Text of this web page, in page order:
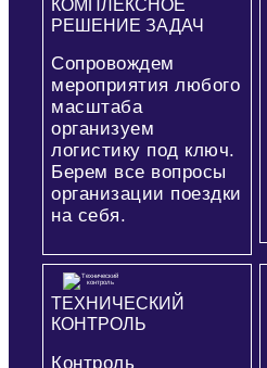
РЕШЕНИЕ ЗАДАЧ
Сопровождем
мероприятия любого
масштаба
организуем
логистику под ключ.
Берем все вопросы
организации поездки
на себя.
ТЕХНИЧЕСКИЙ
КОНТРОЛЬ
Контроль